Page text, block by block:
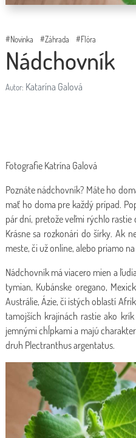
#Novinka #Záhrada #Flóra
Nádchovník
Autor: Katarína Galová
Fotografie Katrína Galová
Poznáte nádchovník? Máte ho
mať ho doma pre každý prípad.
pár dní, pretože veľmi rýchlo
Krásne sa rozkonári do šírky. Ak
meste, či už online, alebo priamo
Nádchovník má viacero mien a
tymian, Kubánske oregano,
Austrálie, Ázie, či istých oblastí
tamojších krajinách rastie ako
jemnými chĺpkami a majú
druh Plectranthus argentatus.